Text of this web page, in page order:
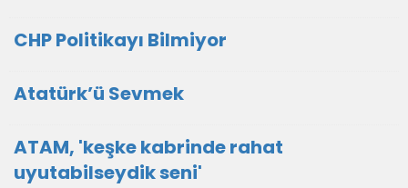
CHP Politikayı Bilmiyor
Atatürk’ü Sevmek
ATAM, 'keşke kabrinde rahat
uyutabilseydik seni'